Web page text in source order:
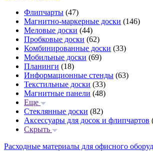
Флипчарты (47)
Магнитно-маркерные доски (146)
Меловые доски (44)
Пробковые доски (62)
Комбинированные доски (33)
Мобильные доски (69)
Планинги (18)
Информационные стенды (63)
Текстильные доски (33)
Магнитные панели (48)
Еще
Стеклянные доски (82)
Аксессуары для досок и флипчартов
Скрыть
Расходные материалы для офисного